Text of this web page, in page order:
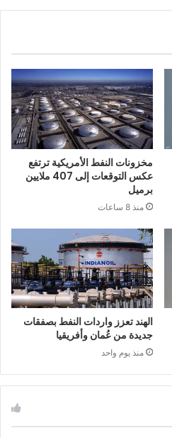
مخزونات النفط الأمريكية ترتفع
عكس التوقعات إلى 407 ملايين
برميل
منذ 8 ساعات
الهند تعزز واردات النفط بصفقات
جديدة من عُمان وأفريقيا
منذ يوم واحد